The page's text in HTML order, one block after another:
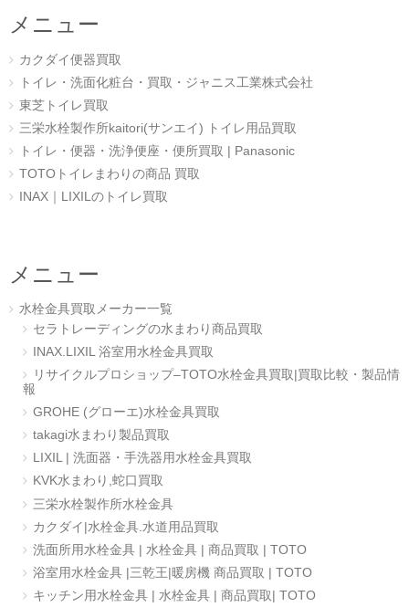
メニュー
カクダイ便器買取
トイレ・洗面化粧台・買取・ジャニス工業株式会社
東芝トイレ買取
三栄水栓製作所kaitori(サンエイ) トイレ用品買取
トイレ・便器・洗浄便座・便所買取 | Panasonic
TOTOトイレまわりの商品 買取
INAX｜LIXILのトイレ買取
メニュー
水栓金具買取メーカー一覧
セラトレーディングの水まわり商品買取
INAX.LIXIL 浴室用水栓金具買取
リサイクルプロショップ–TOTO水栓金具買取|買取比較・製品情
報
GROHE (グローエ)水栓金具買取
takagi水まわり製品買取
LIXIL | 洗面器・手洗器用水栓金具買取
KVK水まわり,蛇口買取
三栄水栓製作所水栓金具
カクダイ|水栓金具.水道用品買取
洗面所用水栓金具 | 水栓金具 | 商品買取 | TOTO
浴室用水栓金具 |三乾王|暖房機 商品買取 | TOTO
キッチン用水栓金具 | 水栓金具 | 商品買取| TOTO